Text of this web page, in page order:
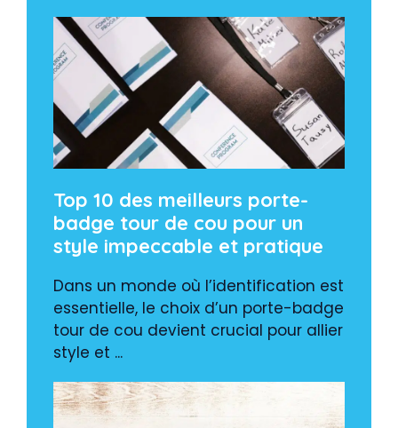
Top 10 des meilleurs porte-
badge tour de cou pour un
style impeccable et pratique
Dans un monde où l’identification est
essentielle, le choix d’un porte-badge
tour de cou devient crucial pour allier
style et ...